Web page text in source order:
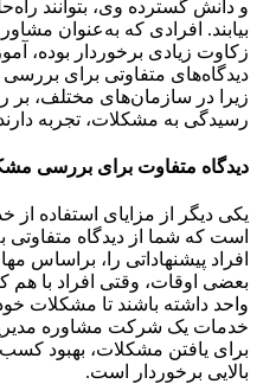
و دانش گسترده وی، بتوانند
بیابند. افرادی که به‌عنوان
زکاوت زیادی برخوردار بوده،
دیدگاه‌های متفاوتی برای بررسی
زیرا در سازمان‌های مختلف، بر
رسیدگی به مشکلات، تجربه‌
دیدگاه متفاوت برای بررسی
یکی دیگر از مزایای استفاده
است که شما از دیدگاه
افراد پیشنهاداتی را، براساس
بعضی اوقات، وقتی افراد با هم
واحد داشته باشند تا مشکلات
خدمات یک شرکت مشاوره
برای یافتن مشکلات، بهبود
بالایی برخوردار است.